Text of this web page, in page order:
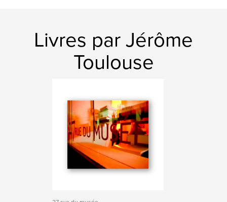
Livres par Jérôme
Toulouse